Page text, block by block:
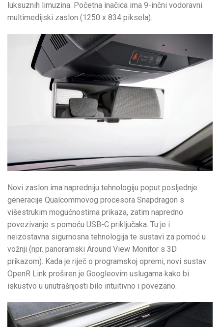
luksuznih limuzina. Početna inačica ima 9-inčni vodoravni
multimedijski zaslon (1250 x 834 piksela).
Novi zaslon ima napredniju tehnologiju poput posljednje
generacije Qualcommovog procesora Snapdragon s
višestrukim mogućnostima prikaza, zatim napredno
povezivanje s pomoću USB-C priključaka. Tu je i
neizostavna sigurnosna tehnologija te sustavi za pomoć u
vožnji (npr. panoramski Around View Monitor s 3D
prikazom). Kada je riječ o programskoj opremi, novi sustav
OpenR Link proširen je Googleovim uslugama kako bi
iskustvo u unutrašnjosti bilo intuitivno i povezano.